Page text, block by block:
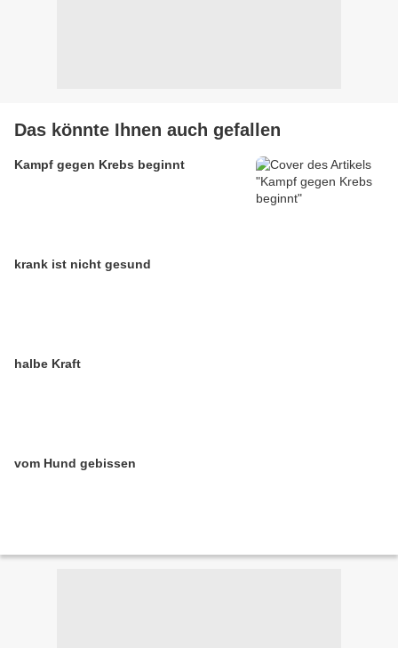
Das könnte Ihnen auch gefallen
Kampf gegen Krebs beginnt
krank ist nicht gesund
halbe Kraft
vom Hund gebissen